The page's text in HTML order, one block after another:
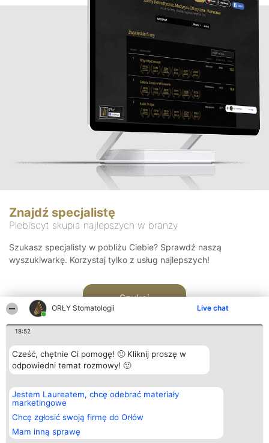
ORŁY Stomatologii Live chat
18:52
Cześć, chętnie Ci pomogę! 🙂 Kliknij proszę w
odpowiedni temat rozmowy! 🙂
Jestem Laureatem, chcę odebrać materiały
marketingowe
Chcę zgłosić swoją firmę do Orłów
Mam inną sprawę
Znajdź specjalistę
Plebiscyt skupia najlepszych w branży
Szukasz specjalisty w pobliżu Ciebie? Sprawdź naszą
wyszukiwarkę. Korzystaj tylko z usług najlepszych!
Szukaj
Organizator plebiscytu
Bright Side Solutions sp. z o.
o. sp. k.
ul. Ruska 22
Wrocław 50-079
KRS 0000749100 | Regon
381313360 | NIP 8943132676
Plebiscyt
Laureaci
wszystkich
Laureatów
Regulamin
Kontakt
Kontakt